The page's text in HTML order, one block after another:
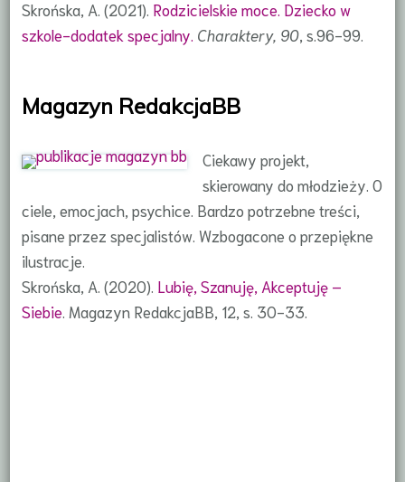
Skrońska, A. (2021). Rodzicielskie moce. Dziecko w
szkole-dodatek specjalny. Charaktery, 90, s.96-99.
Magazyn RedakcjaBB
Ciekawy projekt,
skierowany do młodzieży. O
ciele, emocjach, psychice. Bardzo potrzebne treści,
pisane przez specjalistów. Wzbogacone o przepiękne
ilustracje.
Skrońska, A. (2020). Lubię, Szanuję, Akceptuję –
Siebie. Magazyn RedakcjaBB, 12, s. 30-33.